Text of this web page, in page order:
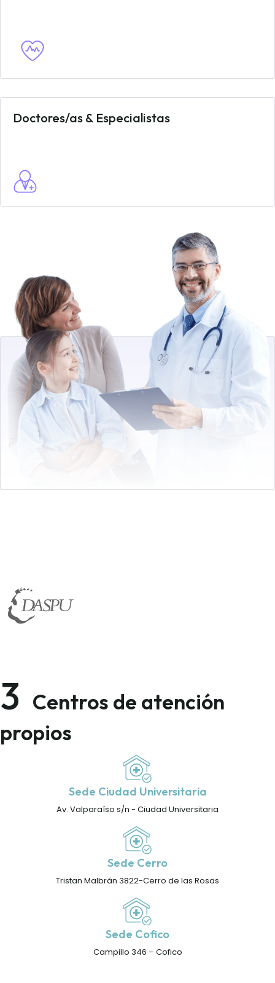
Doctores/as & Especialistas
3 Centros de atención
propios
Sede Ciudad Universitaria
Av. Valparaíso s/n - Ciudad Universitaria
Sede Cerro
Tristan Malbrán 3822-Cerro de las Rosas
Sede Cofico
Campillo 346 – Cofico